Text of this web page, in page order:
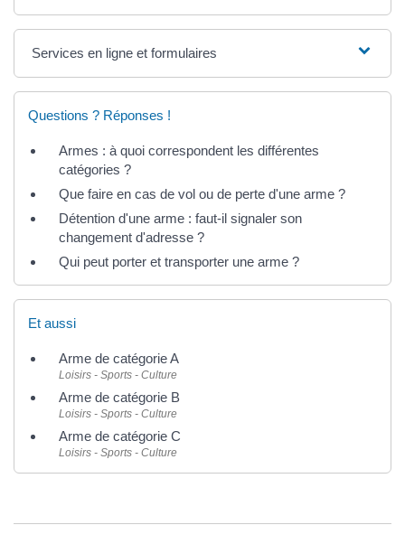
Services en ligne et formulaires
Questions ? Réponses !
Armes : à quoi correspondent les différentes
catégories ?
Que faire en cas de vol ou de perte d'une arme ?
Détention d'une arme : faut-il signaler son
changement d'adresse ?
Qui peut porter et transporter une arme ?
Et aussi
Arme de catégorie A
Loisirs - Sports - Culture
Arme de catégorie B
Loisirs - Sports - Culture
Arme de catégorie C
Loisirs - Sports - Culture